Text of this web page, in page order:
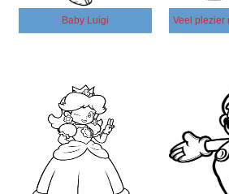
Baby Luigi